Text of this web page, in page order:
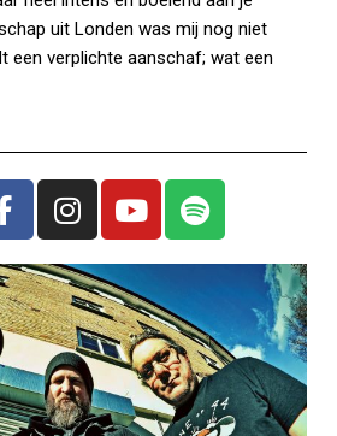
uit Londen was mij nog niet
een verplichte aanschaf; wat een